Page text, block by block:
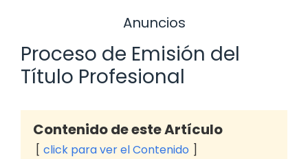
Anuncios
Proceso de Emisión del
Título Profesional
Contenido de este Artículo
click para ver el Contenido